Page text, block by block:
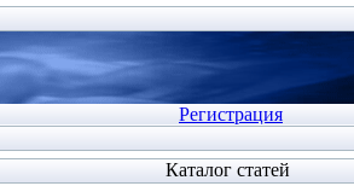
Регистрация
Каталог статей